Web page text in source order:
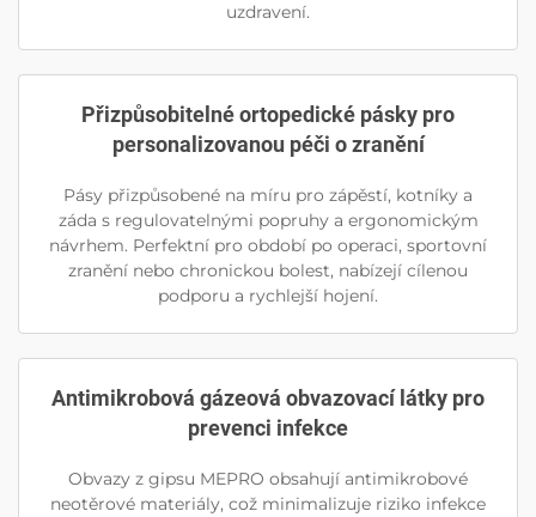
uzdravení.
Přizpůsobitelné ortopedické pásky pro
personalizovanou péči o zranění
Pásy přizpůsobené na míru pro zápěstí, kotníky a
záda s regulovatelnými popruhy a ergonomickým
návrhem. Perfektní pro období po operaci, sportovní
zranění nebo chronickou bolest, nabízejí cílenou
podporu a rychlejší hojení.
Antimikrobová gázeová obvazovací látky pro
prevenci infekce
Obvazy z gipsu MEPRO obsahují antimikrobové
neotěrové materiály, což minimalizuje riziko infekce